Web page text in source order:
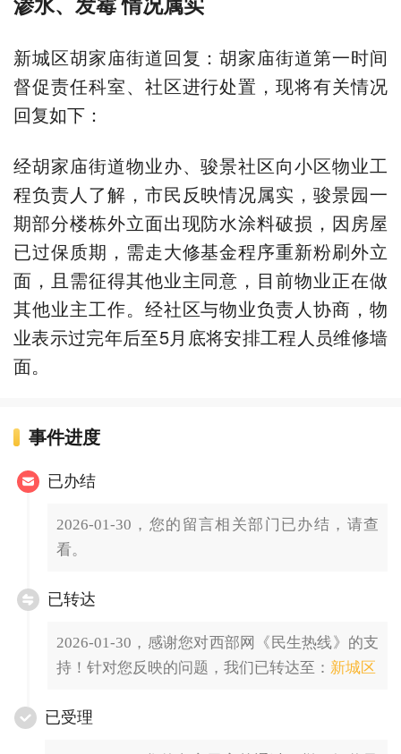
新城区胡家庙街道回复：胡家庙街道第一时间
督促责任科室、社区进行处置，现将有关情况
回复如下：
经胡家庙街道物业办、骏景社区向小区物业工
程负责人了解，市民反映情况属实，骏景园一
期部分楼栋外立面出现防水涂料破损，因房屋
已过保质期，需走大修基金程序重新粉刷外立
面，且需征得其他业主同意，目前物业正在做
其他业主工作。经社区与物业负责人协商，物
业表示过完年后至5月底将安排工程人员维修墙
面。
事件进度
已办结
2026-01-30，您的留言相关部门已办结，请查
看。
已转达
2026-01-30，感谢您对西部网《民生热线》的支
持！针对您反映的问题，我们已转达至： 新城区
已受理